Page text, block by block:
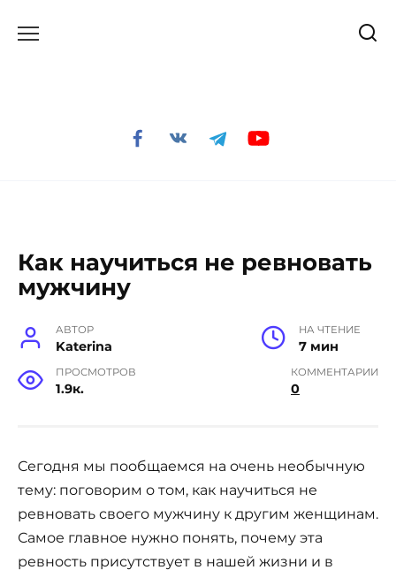
Как научиться не ревновать
мужчину
АВТОР
Katerina
НА ЧТЕНИЕ
7 мин
ПРОСМОТРОВ
1.9к.
КОММЕНТАРИИ
0
Сегодня мы пообщаемся на очень необычную
тему: поговорим о том, как научиться не
ревновать своего мужчину к другим женщинам.
Самое главное нужно понять, почему эта
ревность присутствует в нашей жизни и в